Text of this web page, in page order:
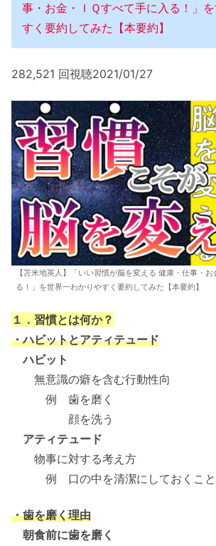
事・お金・ＩＱすべて手に入る！」
すく要約してみた【本要約】
282,521 回視聴2021/01/27
【苫米地英人】「いい習慣が脳を変える 健康・仕事・
る！」を世界一わかりやすく要約してみた【本要約】
１．習慣とは何か？
・ハビットとアティテュード
ハビット
無意識の癖を含む行動性向
例 歯を磨く
顔を洗う
アティテュード
物事に対する考え方
例 口の中を清潔にしておくこと
・歯を磨く理由
朝食前に歯を磨く